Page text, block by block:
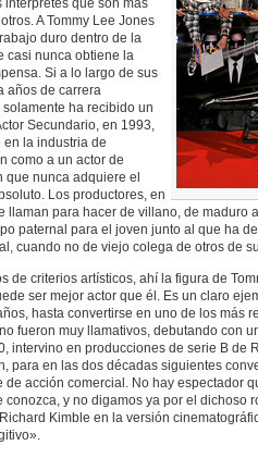
intérpretes que son más
A Tommy Lee Jones
duro dentro de la
casi nunca obtiene la
Si a lo largo de sus
años de carrera
ha recibido un
Secundario, en 1993,
la industria de
como a un actor de
que nunca adquiere el
Los productores, en
llaman para hacer de villano, de maduro
paternal para el joven junto al que ha
cuando no de viejo colega de otros de
de criterios artísticos, ahí la figura de
ser mejor actor que él. Es un claro
hasta convertirse en uno de los más
fueron muy llamativos, debutando con
intervino en producciones de serie B de
para en las dos décadas siguientes
de acción comercial. No hay espectador
conozca, y no digamos ya por el dichoso
Kimble en la versión